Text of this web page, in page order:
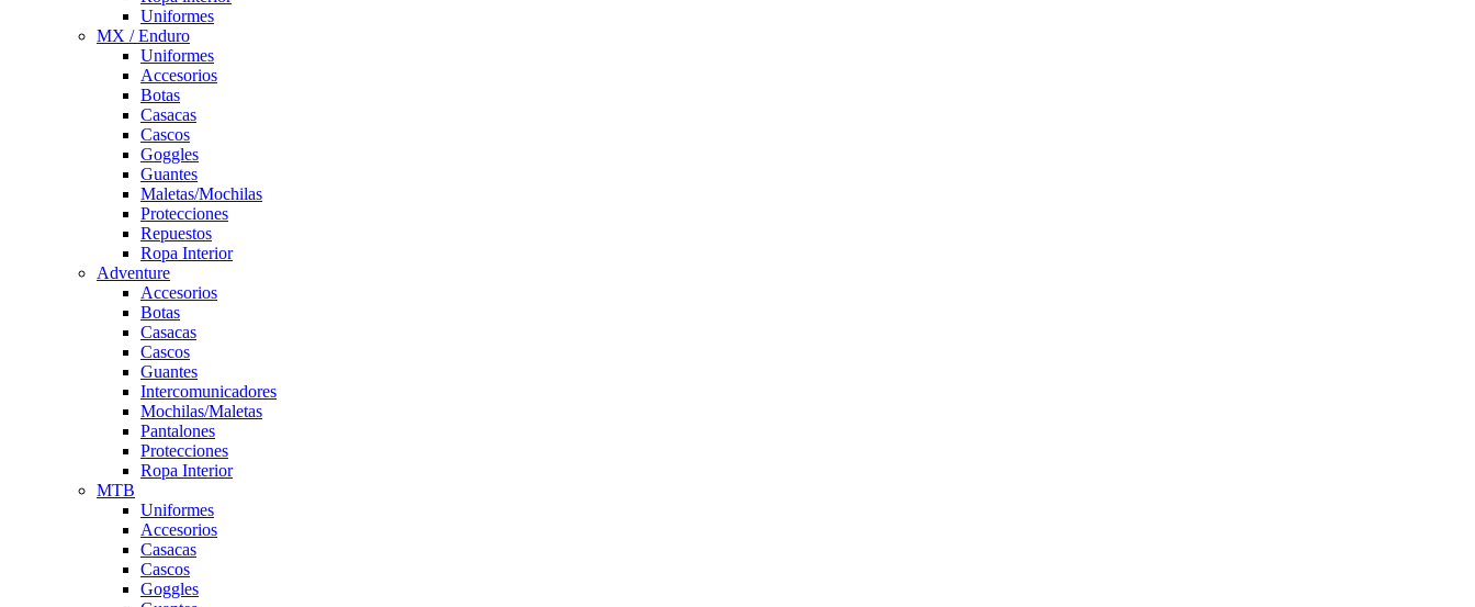
Uniformes
MX / Enduro
Uniformes
Accesorios
Botas
Casacas
Cascos
Goggles
Guantes
Maletas/Mochilas
Protecciones
Repuestos
Ropa Interior
Adventure
Accesorios
Botas
Casacas
Cascos
Guantes
Intercomunicadores
Mochilas/Maletas
Pantalones
Protecciones
Ropa Interior
MTB
Uniformes
Accesorios
Casacas
Cascos
Goggles